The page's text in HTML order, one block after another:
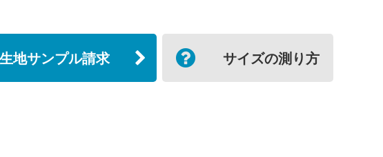
生地サンプル請求 サイズの測り方